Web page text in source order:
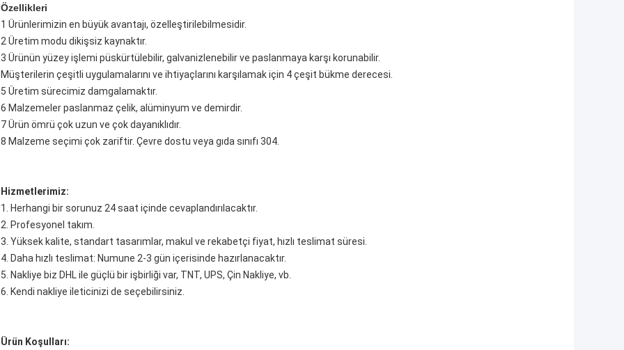
Özellikleri
1 Ürünlerimizin en büyük avantajı, özelleştirilebilmesidir.
2 Üretim modu dikişsiz kaynaktır.
3 Ürünün yüzey işlemi püskürtülebilir, galvanizlenebilir ve paslanmaya karşı korunabilir.
Müşterilerin çeşitli uygulamalarını ve ihtiyaçlarını karşılamak için 4 çeşit bükme derecesi.
5 Üretim sürecimiz damgalamaktır.
6 Malzemeler paslanmaz çelik, alüminyum ve demirdir.
7 Ürün ömrü çok uzun ve çok dayanıklıdır.
8 Malzeme seçimi çok zariftir. Çevre dostu veya gıda sınıfı 304.
Hizmetlerimiz:
1. Herhangi bir sorunuz 24 saat içinde cevaplandırılacaktır.
2. Profesyonel takım.
3. Yüksek kalite, standart tasarımlar, makul ve rekabetçi fiyat, hızlı teslimat süresi.
4. Daha hızlı teslimat: Numune 2-3 gün içerisinde hazırlanacaktır.
5. Nakliye biz DHL ile güçlü bir işbirliği var, TNT, UPS, Çin Nakliye, vb.
6. Kendi nakliye ileticinizi de seçebilirsiniz.
Ürün Koşulları: